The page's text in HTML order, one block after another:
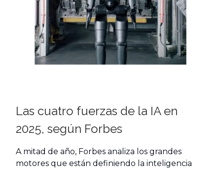
Las cuatro fuerzas de la IA en
2025, según Forbes
A mitad de año, Forbes analiza los grandes
motores que están definiendo la inteligencia